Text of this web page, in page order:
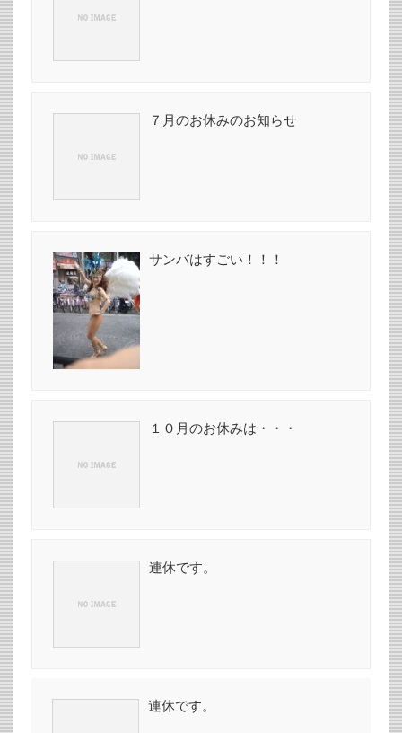
７月のお休みのお知らせ
サンバはすごい！！！
１０月のお休みは・・・
連休です。
連休です。